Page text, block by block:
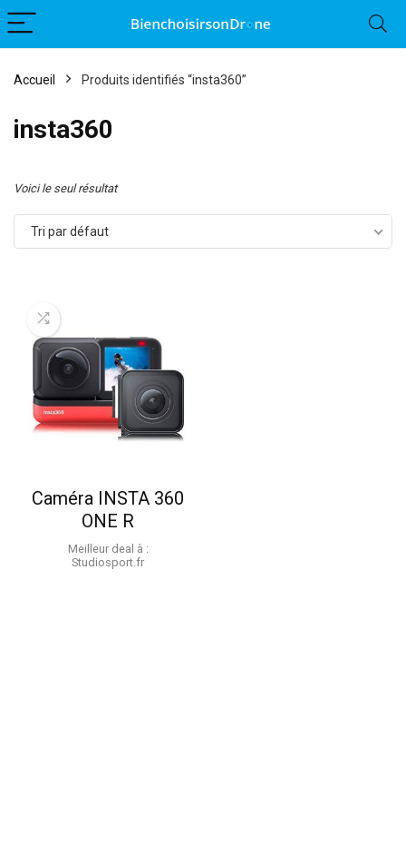
Accueil Produits identifiés “insta360”
insta360
Voici le seul résultat
Tri par défaut
Caméra INSTA 360
ONE R
Meilleur deal à :
studiosport.fr